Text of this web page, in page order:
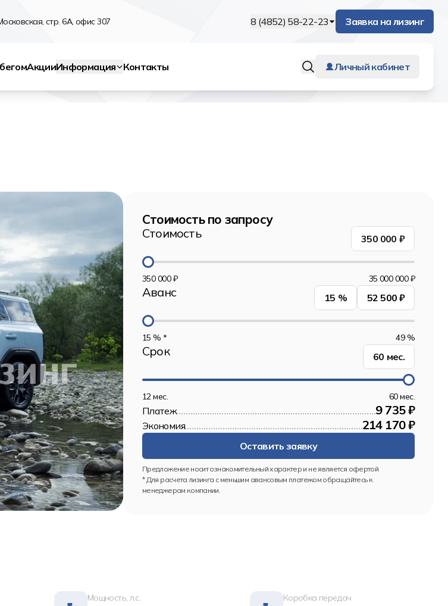
стр. 6А, офис 307 8 (4852) 58-22-23 Заявка на лизинг
АкцииИнформация Контакты Личный кабинет
Стоимость по запросу
Стоимость 350 000 ₽
350 000 ₽ 35 000 000 ₽
Аванс 15 % 52 500 ₽
15 % * 49 %
Срок 60 мес.
12 мес. 60 мес.
Платеж 9 735 ₽
Экономия 214 170 ₽
Оставить заявку
Предложение носит ознакомительный характер и не является офертой
* Для расчета лизинга с меньшим авансовым платежом обращайтесь к
менеджерам компании.
Мощность, л.с. Коробка передач